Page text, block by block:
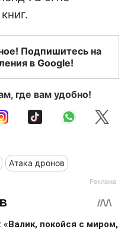
Подпишитесь на
в Google!
где вам удобно!
Атака дронов